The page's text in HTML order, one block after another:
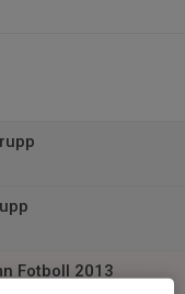
Fotboll 2013